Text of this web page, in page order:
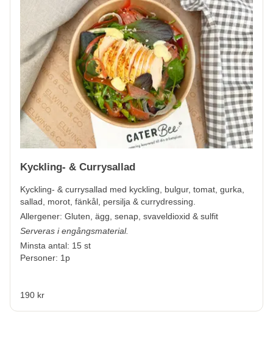
Kyckling- & Currysallad
Kyckling- & currysallad med kyckling, bulgur, tomat, gurka,
sallad, morot, fänkål, persilja & currydressing.
Allergener: Gluten, ägg, senap, svaveldioxid & sulfit
Serveras i engångsmaterial.
Minsta antal: 15 st
Personer: 1p
190 kr